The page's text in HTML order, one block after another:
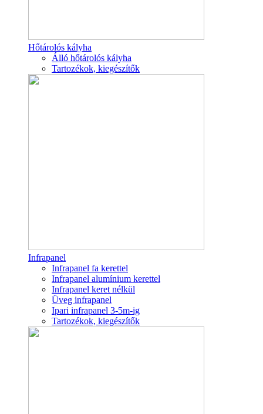
Hőtárolós kályha
Álló hőtárolós kályha
Tartozékok, kiegészítők
Infrapanel
Infrapanel fa kerettel
Infrapanel alumínium kerettel
Infrapanel keret nélkül
Üveg infrapanel
Ipari infrapanel 3-5m-ig
Tartozékok, kiegészítők